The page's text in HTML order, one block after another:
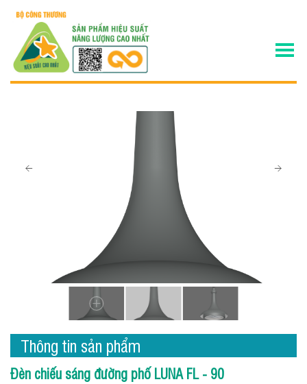
Thông tin sản phẩm
Đèn chiếu sáng đường phố LUNA FL - 90